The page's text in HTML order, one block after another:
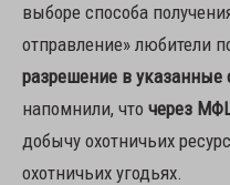
выборе способа
отправление» любители
разрешение в указанные
напомнили, что через
добычу охотничьих
охотничьих угодьях.